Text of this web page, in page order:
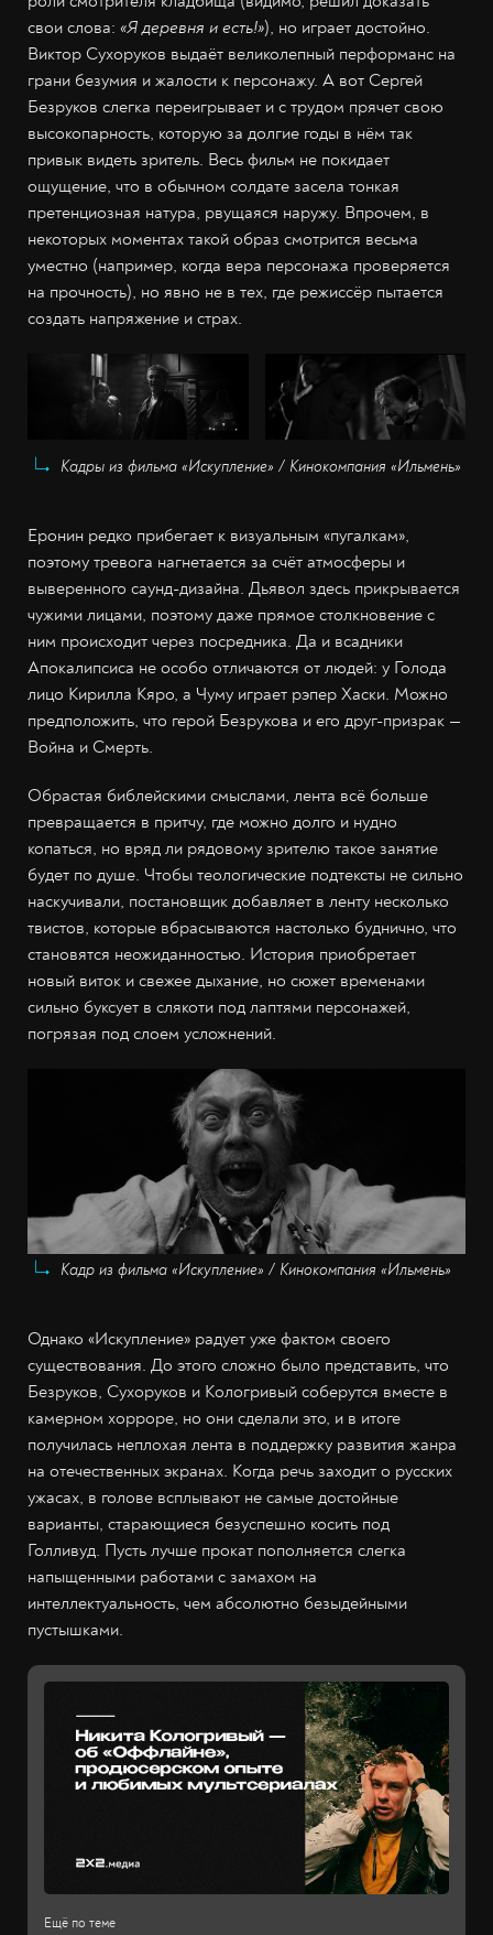
свои слова: «Я деревня и есть!»), но играет достойно.
Виктор Сухоруков выдаёт великолепный перформанс на
грани безумия и жалости к персонажу. А вот Сергей
Безруков слегка переигрывает и с трудом прячет свою
высокопарность, которую за долгие годы в нём так
привык видеть зритель. Весь фильм не покидает
ощущение, что в обычном солдате засела тонкая
претенциозная натура, рвущаяся наружу. Впрочем, в
некоторых моментах такой образ смотрится весьма
уместно (например, когда вера персонажа проверяется
на прочность), но явно не в тех, где режиссёр пытается
создать напряжение и страх.
Кадры из фильма «Искупление» / Кинокомпания «Ильмень»
Еронин редко прибегает к визуальным «пугалкам»,
поэтому тревога нагнетается за счёт атмосферы и
выверенного саунд-дизайна. Дьявол здесь прикрывается
чужими лицами, поэтому даже прямое столкновение с
ним происходит через посредника. Да и всадники
Апокалипсиса не особо отличаются от людей: у Голода
лицо Кирилла Кяро, а Чуму играет рэпер Хаски. Можно
предположить, что герой Безрукова и его друг-призрак —
Война и Смерть.
Обрастая библейскими смыслами, лента всё больше
превращается в притчу, где можно долго и нудно
копаться, но вряд ли рядовому зрителю такое занятие
будет по душе. Чтобы теологические подтексты не сильно
наскучивали, постановщик добавляет в ленту несколько
твистов, которые вбрасываются настолько буднично, что
становятся неожиданностью. История приобретает
новый виток и свежее дыхание, но сюжет временами
сильно буксует в слякоти под лаптями персонажей,
погрязая под слоем усложнений.
Кадр из фильма «Искупление» / Кинокомпания «Ильмень»
Однако «Искупление» радует уже фактом своего
существования. До этого сложно было представить, что
Безруков, Сухоруков и Кологривый соберутся вместе в
камерном хорроре, но они сделали это, и в итоге
получилась неплохая лента в поддержку развития жанра
на отечественных экранах. Когда речь заходит о русских
ужасах, в голове всплывают не самые достойные
варианты, старающиеся безуспешно косить под
Голливуд. Пусть лучше прокат пополняется слегка
напыщенными работами с замахом на
интеллектуальность, чем абсолютно безыдейными
пустышками.